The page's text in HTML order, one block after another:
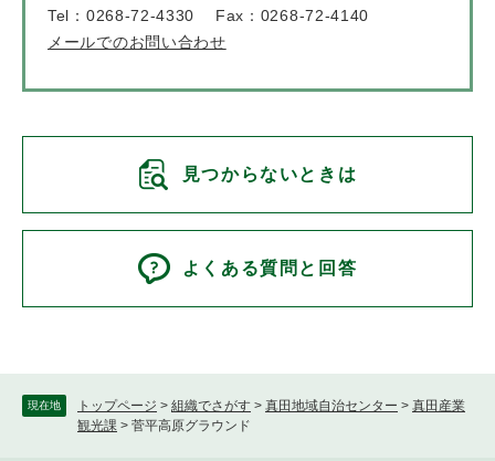
現在地 トップページ > 組織でさがす > 真田地域自治センター > 真田産業
観光課 > 菅平高原グラウンド
Tel：0268-72-4330
Fax：0268-72-4140
メールでのお問い合わせ
見つからないときは
よくある質問と回答